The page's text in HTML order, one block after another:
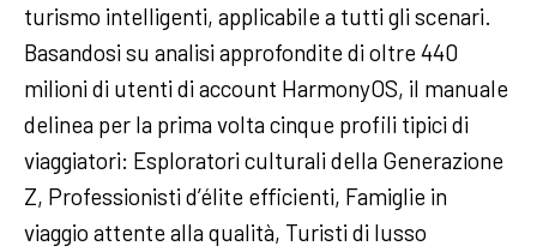
turismo intelligenti, applicabile a tutti gli scenari.
Basandosi su analisi approfondite di oltre 440
milioni di utenti di account HarmonyOS, il manuale
delinea per la prima volta cinque profili tipici di
viaggiatori: Esploratori culturali della Generazione
Z, Professionisti d’élite efficienti, Famiglie in
viaggio attente alla qualità, Turisti di lusso